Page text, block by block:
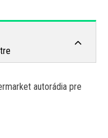
autorádia pre